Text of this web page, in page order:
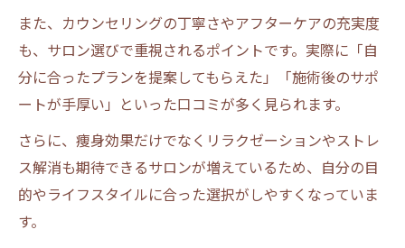
痩身結果を長持ちさせる生活改善ポイント
女性が支持する痩身メソッドの特徴とは
痩身エステの選び方に迷う方へのヒント
痩身エステ選びで押さえたい重要ポイント
口コミで比較する痩身サロンの見極め方
痩身体験から学ぶエステ選択のコツ紹介
女性目線で選ぶ痩身エステの安心条件
また、カウンセリングの丁寧さやアフターケアの充実度
も、サロン選びで重視されるポイントです。実際に「自
分に合ったプランを提案してもらえた」「施術後のサポ
ートが手厚い」といった口コミが多く見られます。
さらに、痩身効果だけでなくリラクゼーションやストレ
ス解消も期待できるサロンが増えているため、自分の目
的やライフスタイルに合った選択がしやすくなっていま
す。